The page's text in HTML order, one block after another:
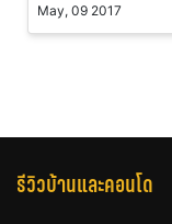
May, 09 2017
รีวิวบ้านและคอนโด